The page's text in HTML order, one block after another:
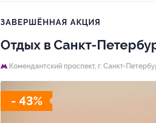
ЗАВЕРШЁННАЯ АКЦИЯ
Отдых в Санкт-
Комендантский проспект, г. Санкт-
- 43%